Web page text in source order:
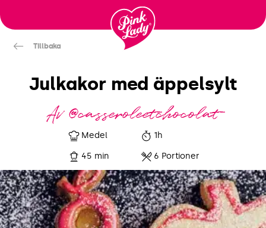
till
innehållTillbaka
Julkakor med äppelsylt
Av @casseroleetchocolat
Medel 1h
45 min 6 Portioner